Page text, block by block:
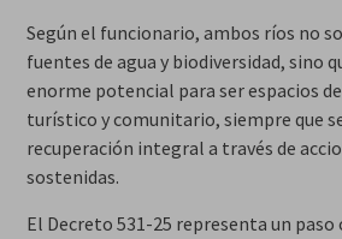
Según el funcionario, ambos ríos no
fuentes de agua y biodiversidad, sino
enorme potencial para ser espacios
turístico y comunitario, siempre que
recuperación integral a través de
sostenidas.
El Decreto 531-25 representa un paso